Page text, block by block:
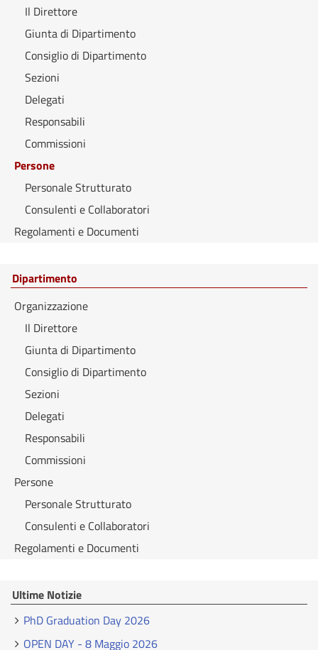
Il Direttore
Giunta di Dipartimento
Consiglio di Dipartimento
Sezioni
Delegati
Responsabili
Commissioni
Persone
Personale Strutturato
Consulenti e Collaboratori
Regolamenti e Documenti
Dipartimento
Organizzazione
Il Direttore
Giunta di Dipartimento
Consiglio di Dipartimento
Sezioni
Delegati
Responsabili
Commissioni
Persone
Personale Strutturato
Consulenti e Collaboratori
Regolamenti e Documenti
Ultime Notizie
PhD Graduation Day 2026
OPEN DAY - 8 Maggio 2026